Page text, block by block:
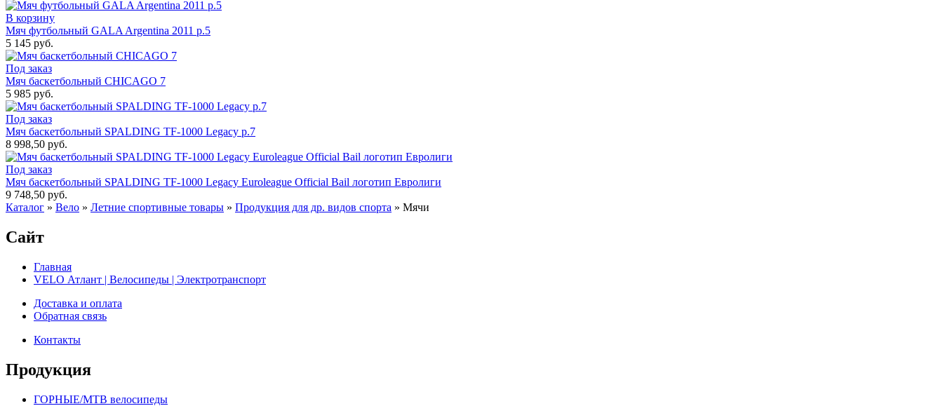
В корзину
Мяч футбольный GALA Argentina 2011 p.5
5 145 руб.
Под заказ
Мяч баскетбольный CHICAGO 7
5 985 руб.
Под заказ
Мяч баскетбольный SPALDING TF-1000 Legacy р.7
8 998,50 руб.
Под заказ
Мяч баскетбольный SPALDING TF-1000 Legacy Euroleague Official Bail логотип Евролиги
9 748,50 руб.
Каталог » Вело » Летние спортивные товары » Продукция для др. видов спорта » Мячи
Сайт
Главная
VELO Атлант | Велосипеды | Электротранспорт
Доставка и оплата
Обратная связь
Контакты
Продукция
ГОРНЫЕ/MTB велосипеды